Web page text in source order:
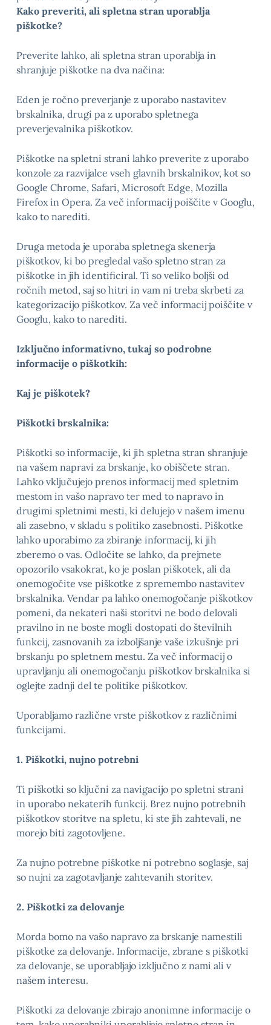
Kako preveriti, ali spletna stran uporablja
piškotke?
Preverite lahko, ali spletna stran uporablja in
shranjuje piškotke na dva načina:
Eden je ročno preverjanje z uporabo nastavitev
brskalnika, drugi pa z uporabo spletnega
preverjevalnika piškotkov.
Piškotke na spletni strani lahko preverite z uporabo
konzole za razvijalce vseh glavnih brskalnikov, kot so
Google Chrome, Safari, Microsoft Edge, Mozilla
Firefox in Opera. Za več informacij poiščite v Googlu,
kako to narediti.
Druga metoda je uporaba spletnega skenerja
piškotkov, ki bo pregledal vašo spletno stran za
piškotke in jih identificiral. Ti so veliko boljši od
ročnih metod, saj so hitri in vam ni treba skrbeti za
kategorizacijo piškotkov. Za več informacij poiščite v
Googlu, kako to narediti.
Izključno informativno, tukaj so podrobne
informacije o piškotkih:
Kaj je piškotek?
Piškotki brskalnika:
Piškotki so informacije, ki jih spletna stran shranjuje
na vašem napravi za brskanje, ko obiščete stran.
Lahko vključujejo prenos informacij med spletnim
mestom in vašo napravo ter med to napravo in
drugimi spletnimi mesti, ki delujejo v našem imenu
ali zasebno, v skladu s politiko zasebnosti. Piškotke
lahko uporabimo za zbiranje informacij, ki jih
zberemo o vas. Odločite se lahko, da prejmete
opozorilo vsakokrat, ko je poslan piškotek, ali da
onemogočite vse piškotke z spremembo nastavitev
brskalnika. Vendar pa lahko onemogočanje piškotkov
pomeni, da nekateri naši storitvi ne bodo delovali
pravilno in ne boste mogli dostopati do številnih
funkcij, zasnovanih za izboljšanje vaše izkušnje pri
brskanju po spletnem mestu. Za več informacij o
upravljanju ali onemogočanju piškotkov brskalnika si
oglejte zadnji del te politike piškotkov.
Uporabljamo različne vrste piškotkov z različnimi
funkcijami.
1. Piškotki, nujno potrebni
Ti piškotki so ključni za navigacijo po spletni strani
in uporabo nekaterih funkcij. Brez nujno potrebnih
piškotkov storitve na spletu, ki ste jih zahtevali, ne
morejo biti zagotovljene.
Za nujno potrebne piškotke ni potrebno soglasje, saj
so nujni za zagotavljanje zahtevanih storitev.
2. Piškotki za delovanje
Morda bomo na vašo napravo za brskanje namestili
piškotke za delovanje. Informacije, zbrane s piškotki
za delovanje, se uporabljajo izključno z nami ali v
našem interesu.
Piškotki za delovanje zbirajo anonimne informacije o